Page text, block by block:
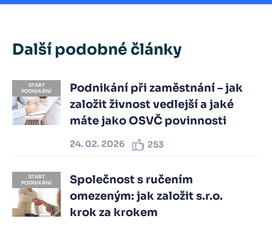
Další podobné články
START
PODNIKÁNÍ
Podnikání při zaměstnání – jak
založit živnost vedlejší a jaké
máte jako OSVČ povinnosti
24. 02. 2026 253
START
PODNIKÁNÍ
Společnost s ručením
omezeným: jak založit s.r.o.
krok za krokem